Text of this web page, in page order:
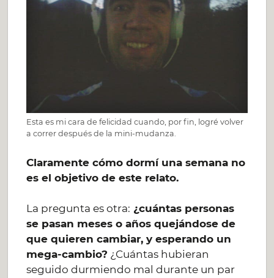
Esta es mi cara de felicidad cuando, por fin, logré volver
a correr después de la mini-mudanza.
Claramente cómo dormí una semana no
es el objetivo de este relato.
La pregunta es otra: ¿cuántas personas
se pasan meses o años quejándose de
que quieren cambiar, y esperando un
mega-cambio? ¿Cuántas hubieran
seguido durmiendo mal durante un par